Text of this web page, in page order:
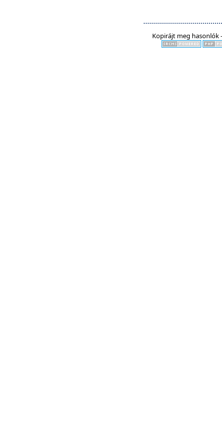
Kopirájt meg hasonlók